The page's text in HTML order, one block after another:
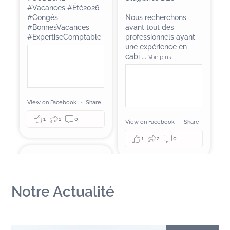
#Vacances #Été2026
#Congés
#BonnesVacances
#ExpertiseComptable
View on Facebook · Share
1 1 0
Nous recherchons
avant tout des
professionnels ayant
une expérience en
cabi ...Voir plus
View on Facebook · Share
1 2 0
2 months ago
Notre Actualité